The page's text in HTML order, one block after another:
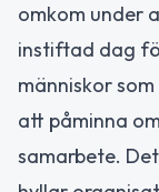
omkom under
instiftad dag
människor
att påminna
samarbete.